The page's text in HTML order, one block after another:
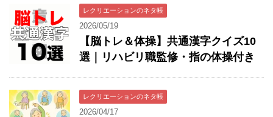
レクリエーションのネタ帳
2026/05/19
【脳トレ＆体操】共通漢字クイズ10
選｜リハビリ職監修・指の体操付き
レクリエーションのネタ帳
2026/04/17